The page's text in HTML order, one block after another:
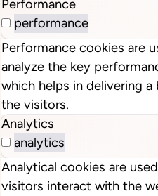
Performance
performance
Performance cookies are
analyze the key
which helps in delivering
the visitors.
Analytics
analytics
Analytical cookies are
visitors interact with the